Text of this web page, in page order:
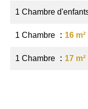
1 Chambre
1 Chambre 16 m²
1 Chambre 17 m²